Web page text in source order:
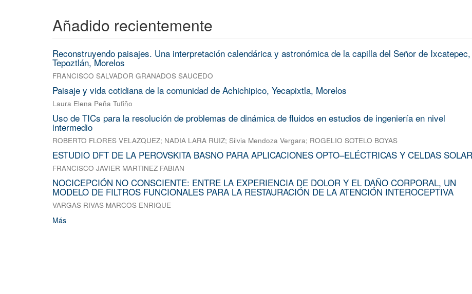
Añadido recientemente
Reconstruyendo paisajes. Una interpretación calendárica y astronómica de la capilla del Señor de Ixcatepec,
Tepoztlán, Morelos
FRANCISCO SALVADOR GRANADOS SAUCEDO
Paisaje y vida cotidiana de la comunidad de Achichipico, Yecapixtla, Morelos
Laura Elena Peña Tufiño
Uso de TICs para la resolución de problemas de dinámica de fluidos en estudios de ingeniería en nivel
intermedio
ROBERTO FLORES VELAZQUEZ; NADIA LARA RUIZ; Silvia Mendoza Vergara; ROGELIO SOTELO BOYAS
ESTUDIO DFT DE LA PEROVSKITA BASNO PARA APLICACIONES OPTO–ELÉCTRICAS Y CELDAS
FRANCISCO JAVIER MARTINEZ FABIAN
NOCICEPCIÓN NO CONSCIENTE: ENTRE LA EXPERIENCIA DE DOLOR Y EL DAÑO CORPORAL, UN
MODELO DE FILTROS FUNCIONALES PARA LA RESTAURACIÓN DE LA ATENCIÓN INTEROCEPTIVA
VARGAS RIVAS MARCOS ENRIQUE
Más